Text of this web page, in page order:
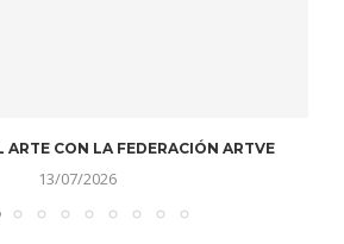
ARTE CON LA FEDERACIÓN ARTVE
13/07/2026